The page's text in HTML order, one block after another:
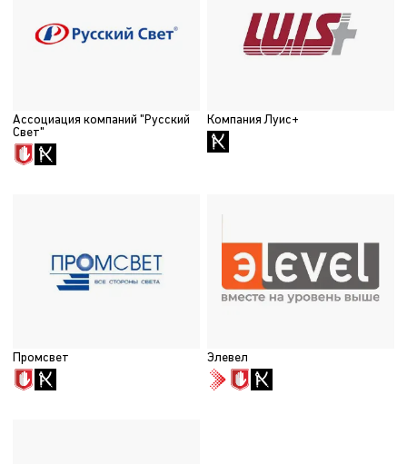
Ассоциация компаний "Русский
Свет"
Компания Луис+
Промсвет Элевел